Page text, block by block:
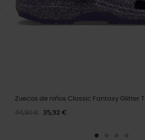
Zuecos de niños Classic Fantasy Glitter T
44,90 € 35,92 €